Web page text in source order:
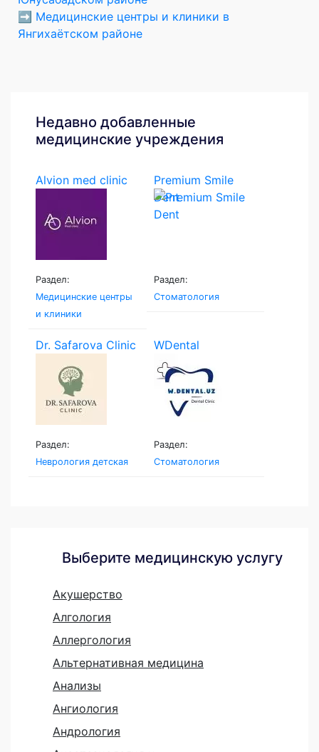
➡️ Медицинские центры и клиники в
Янгихаётском районе
Недавно добавленные
медицинские учреждения
Alvion med clinic
Раздел:
Медицинские центры
и клиники
Premium Smile
Dent
Раздел:
Стоматология
Dr. Safarova Clinic
Раздел:
Неврология детская
WDental
Раздел:
Стоматология
Выберите медицинскую услугу
Акушерство
Алгология
Аллергология
Альтернативная медицина
Анализы
Ангиология
Андрология